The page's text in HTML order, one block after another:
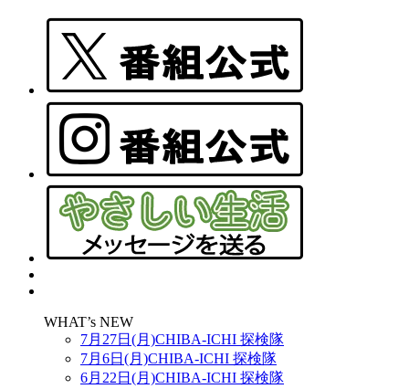
WHAT’s NEW
7月27日(月)CHIBA-ICHI 探検隊
7月6日(月)CHIBA-ICHI 探検隊
6月22日(月)CHIBA-ICHI 探検隊